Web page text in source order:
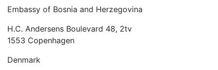
Embassy of Bosnia and Herzegovina
H.C. Andersens Boulevard 48, 2tv
1553 Copenhagen
Denmark